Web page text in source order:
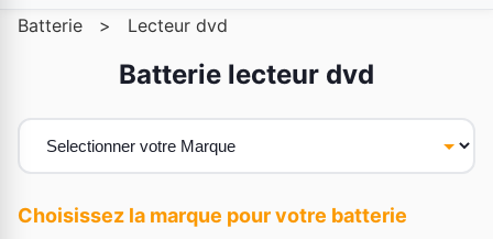
Batterie > Lecteur dvd
Batterie lecteur dvd
Choisissez la marque pour votre batterie